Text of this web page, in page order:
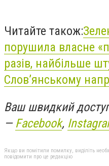
Читайте також:
порушила власне
разів, найбільше
Слов’янському
Ваш швидкий
— Facebook,
Якщо ви помітили помилку, виділіть
повідомити про це редакцію